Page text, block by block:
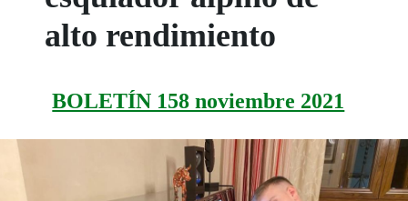
alto rendimiento
BOLETÍN 158 noviembre 2021